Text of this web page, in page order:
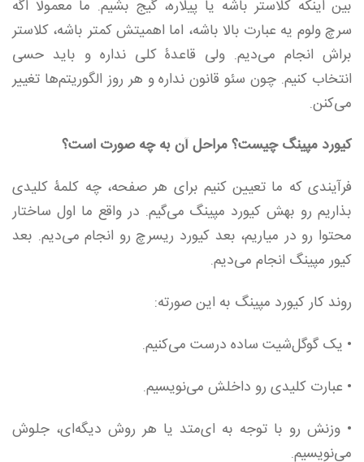
بین اینکه کلاستر باشه یا پیلاره، گیج بشیم. ما معمولا اگه
سرچ ولوم یه عبارت بالا باشه،‌ اما اهمیتش کمتر باشه، کلاستر
براش انجام می‌دیم. ولی قاعدۀ کلی نداره و باید حسی
انتخاب کنیم. چون سئو قانون نداره و هر روز الگوریتم‌ها تغییر
می‌کنن.
کیورد مپینگ چیست؟ مراحل آن به چه صورت است؟
فرآیندی که ما تعیین کنیم برای هر صفحه، چه کلمۀ کلیدی
بذاریم رو بهش کیورد مپینگ می‌گیم. در واقع ما اول ساختار
محتوا رو در میاریم، بعد کیورد ریسرچ رو انجام می‌دیم. بعد
کیور مپینگ انجام می‌دیم.
روند کار کیورد مپینگ به این صورته:
• یک گوگل‌شیت ساده درست می‌کنیم.
• عبارت کلیدی رو داخلش می‌نویسیم.
• وزنش رو با توجه به ای‌متد یا هر روش دیگه‌ای، جلوش
می‌نویسیم.